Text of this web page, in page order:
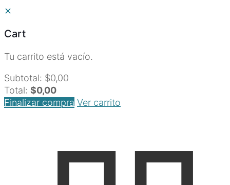
✕
Cart
Tu carrito está vacío.
Subtotal: $0,00
Total: $0,00
Finalizar compra Ver carrito